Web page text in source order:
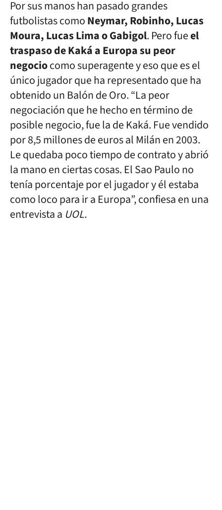
Por sus manos han pasado grandes
futbolistas comoNeymar, Robinho, Lucas
Moura, Lucas Lima o Gabigol. Pero fueel
traspaso de Kaká a Europa su peor
negociocomo superagente y eso que es el
único jugador que ha representado que ha
obtenido un Balón de Oro. “La peor
negociación que he hecho en término de
posible negocio, fue la de Kaká. Fue vendido
por 8,5 millones de euros al Milán en 2003.
Le quedaba poco tiempo de contrato y abrió
la mano en ciertas cosas. El Sao Paulo no
tenía porcentaje por el jugador y él estaba
como loco para ir a Europa”, confiesa en una
entrevista a UOL.